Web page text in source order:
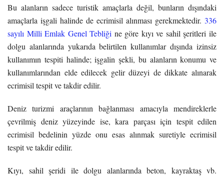
Bu alanların sadece turistik amaçlarla değil, bunların dışındaki
amaçlarla işgali halinde de ecrimisil alınması gerekmektedir. 336
sayılı Milli Emlak Genel Tebliği ne göre kıyı ve sahil şeritleri ile
dolgu alanlarında yukarıda belirtilen kullanımlar dışında izinsiz
kullanımın tespiti halinde; işgalin şekli, bu alanların konumu ve
kullanımlarından elde edilecek gelir düzeyi de dikkate alınarak
ecrimisil tespit ve takdir edilir.
Deniz turizmi araçlarının bağlanması amacıyla mendireklerle
çevrilmiş deniz yüzeyinde ise, kara parçası için tespit edilen
ecrimisil bedelinin yüzde onu esas alınmak suretiyle ecrimisil
tespit ve takdir edilir.
Kıyı, sahil şeridi ile dolgu alanlarında beton, kayraktaş vb.